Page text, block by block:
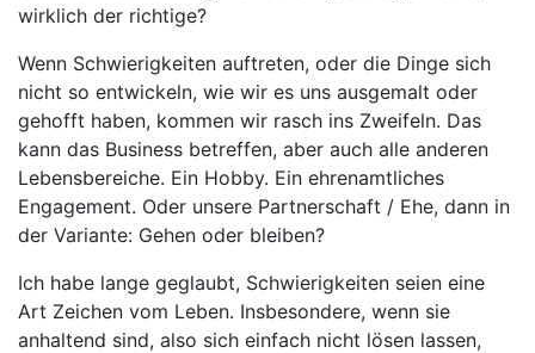
wirklich der richtige?
Wenn Schwierigkeiten auftreten, oder die Dinge sich
nicht so entwickeln, wie wir es uns ausgemalt oder
gehofft haben, kommen wir rasch ins Zweifeln. Das
kann das Business betreffen, aber auch alle anderen
Lebensbereiche. Ein Hobby. Ein ehrenamtliches
Engagement. Oder unsere Partnerschaft / Ehe, dann in
der Variante: Gehen oder bleiben?
Ich habe lange geglaubt, Schwierigkeiten seien eine
Art Zeichen vom Leben. Insbesondere, wenn sie
anhaltend sind, also sich einfach nicht lösen lassen,